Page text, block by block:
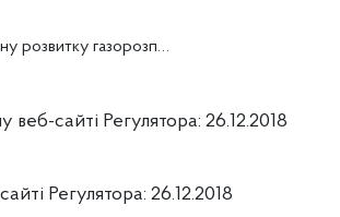
роки газорозподільного підприємства ТОВ "ГАЗПОСТАЧСЕРВІС
сайті Регулятора: 26.12.2018
Регулятора: 26.12.2018